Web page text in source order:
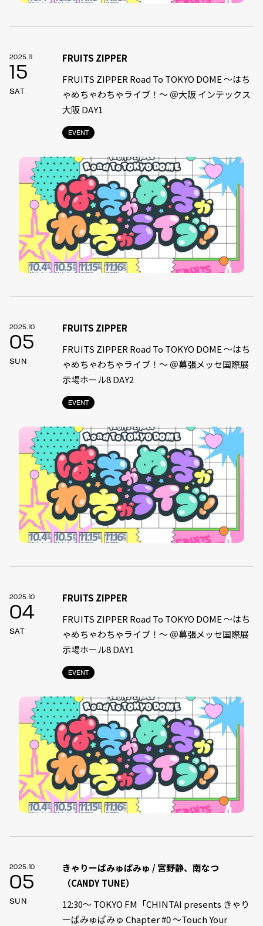
2025.11
15
SAT
EVENT
FRUITS ZIPPER
FRUITS ZIPPER Road To TOKYO DOME 〜はち
ゃめちゃわちゃライブ！〜 ＠大阪 インテックス
大阪 DAY1
2025.10
05
SUN
EVENT
FRUITS ZIPPER
FRUITS ZIPPER Road To TOKYO DOME 〜はち
ゃめちゃわちゃライブ！〜 ＠幕張メッセ国際展
示場ホール8 DAY2
2025.10
04
SAT
EVENT
FRUITS ZIPPER
FRUITS ZIPPER Road To TOKYO DOME 〜はち
ゃめちゃわちゃライブ！〜 ＠幕張メッセ国際展
示場ホール8 DAY1
2025.10
05
SUN
きゃりーぱみゅぱみゅ / 宮野静、南なつ
（CANDY TUNE）
12:30〜 TOKYO FM「CHINTAI presents きゃり
ーぱみゅぱみゅ Chapter #0 〜Touch Your